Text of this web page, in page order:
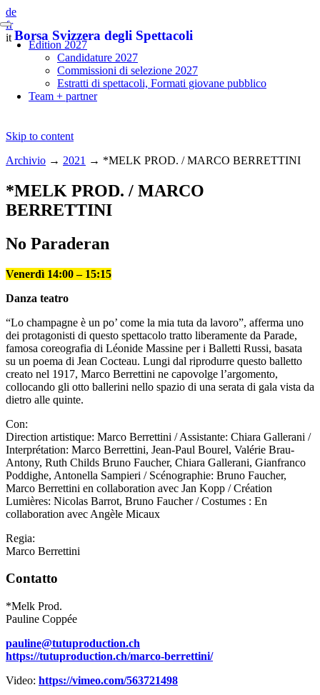
de
fr
it Borsa Svizzera degli Spettacoli
Skip to content
Edition 2027
Candidature 2027
Commissioni di selezione 2027
Estratti di spettacoli, Formati giovane pubblico
Team + partner
Archivio → 2021 → *MELK PROD. / MARCO BERRETTINI
*MELK PROD. / MARCO
BERRETTINI
No Paraderan
Venerdì 14:00 – 15:15
Danza teatro
“Lo champagne è un po’ come la mia tuta da lavoro”, afferma uno
dei protagonisti di questo spettacolo tratto liberamente da Parade,
famosa coreografia di Léonide Massine per i Balletti Russi, basata
su un poema di Jean Cocteau. Lungi dal riprodurre questo balletto
creato nel 1917, Marco Berrettini ne capovolge l’argomento,
collocando gli otto ballerini nello spazio di una serata di gala vista da
dietro alle quinte.
Con:
Direction artistique: Marco Berrettini / Assistante: Chiara Gallerani /
Interprétation: Marco Berrettini, Jean-Paul Bourel, Valérie Brau-
Antony, Ruth Childs Bruno Faucher, Chiara Gallerani, Gianfranco
Poddighe, Antonella Sampieri / Scénographie: Bruno Faucher,
Marco Berrettini en collaboration avec Jan Kopp / Création
Lumières: Nicolas Barrot, Bruno Faucher / Costumes : En
collaboration avec Angèle Micaux
Regia:
Marco Berrettini
Contatto
*Melk Prod.
Pauline Coppée
pauline@tutuproduction.ch
https://tutuproduction.ch/marco-berrettini/
Video: https://vimeo.com/563721498